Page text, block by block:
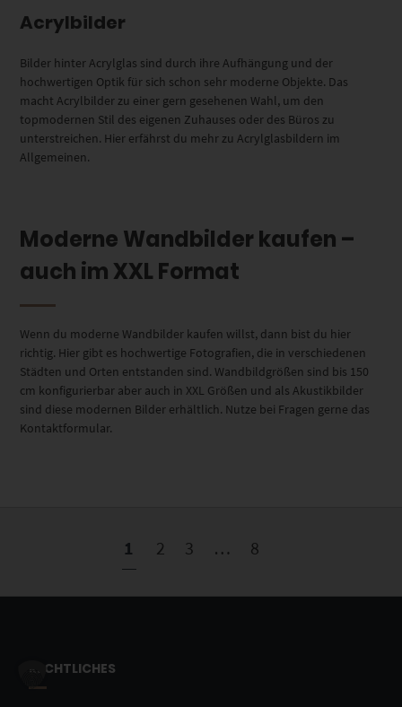
Acrylbilder
Bilder hinter Acrylglas sind durch ihre Aufhängung und der
hochwertigen Optik für sich schon sehr moderne Objekte. Das
macht Acrylbilder zu einer gern gesehenen Wahl, um den
topmodernen Stil des eigenen Zuhauses oder des Büros zu
unterstreichen. Hier erfährst du mehr zu Acrylglasbildern im
Allgemeinen.
Moderne Wandbilder kaufen –
auch im XXL Format
Wenn du moderne Wandbilder kaufen willst, dann bist du hier
richtig. Hier gibt es hochwertige Fotografien, die in verschiedenen
Städten und Orten entstanden sind. Wandbildgrößen sind bis 150
cm konfigurierbar aber auch in XXL Größen und als Akustikbilder
sind diese modernen Bilder erhältlich. Nutze bei Fragen gerne das
Kontaktformular.
1 2 3 … 8
RECHTLICHES